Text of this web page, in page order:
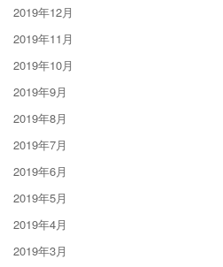
2019年12月
2019年11月
2019年10月
2019年9月
2019年8月
2019年7月
2019年6月
2019年5月
2019年4月
2019年3月